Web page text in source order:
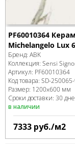
PF60010364
Michelangelo Lux
Бренд: ABK
Коллекция: Sensi
Артикул: PF60010364
Код товара: SD-250065
Размер: 1200x600 мм
Сроки доставки: 30
в наличии
7333 руб./м2